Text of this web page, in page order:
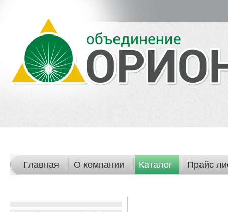
Главная О компании Каталог Прайс